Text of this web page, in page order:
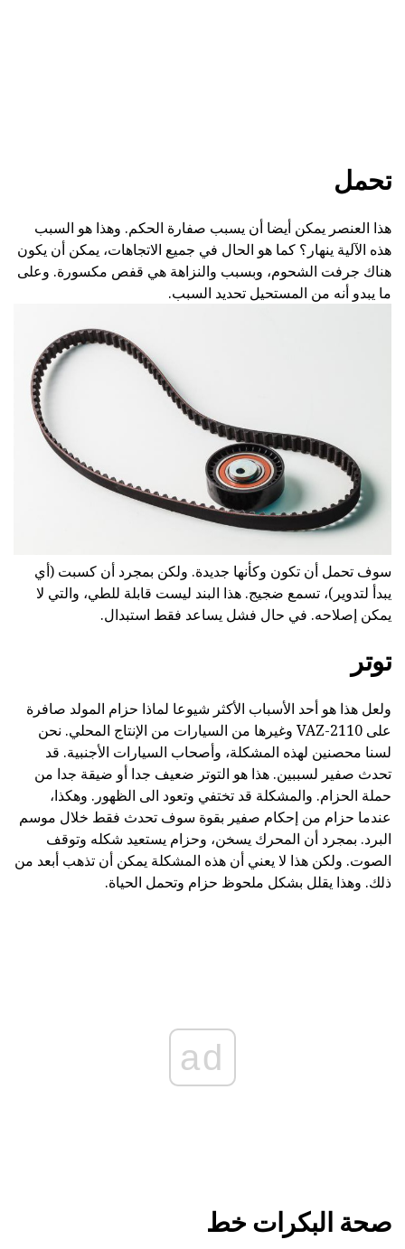
تحمل
هذا العنصر يمكن أيضا أن يسبب صفارة الحكم. وهذا هو السبب
هذه الآلية ينهار؟ كما هو الحال في جميع الاتجاهات، يمكن أن يكون
هناك جرفت الشحوم، وبسبب والنزاهة هي قفص مكسورة. وعلى
ما يبدو أنه من المستحيل تحديد السبب.
سوف تحمل أن تكون وكأنها جديدة. ولكن بمجرد أن كسبت (أي
يبدأ لتدوير)، تسمع ضجيج. هذا البند ليست قابلة للطي، والتي لا
يمكن إصلاحه. في حال فشل يساعد فقط استبدال.
توتر
ولعل هذا هو أحد الأسباب الأكثر شيوعا لماذا حزام المولد صافرة
على VAZ-2110 وغيرها من السيارات من الإنتاج المحلي. نحن
لسنا محصنين لهذه المشكلة، وأصحاب السيارات الأجنبية. قد
تحدث صفير لسببين. هذا هو التوتر ضعيف جدا أو ضيقة جدا من
حملة الحزام. والمشكلة قد تختفي وتعود الى الظهور. وهكذا،
عندما حزام من إحكام صفير بقوة سوف تحدث فقط خلال موسم
البرد. بمجرد أن المحرك يسخن، وحزام يستعيد شكله وتوقف
الصوت. ولكن هذا لا يعني أن هذه المشكلة يمكن أن تذهب أبعد من
ذلك. وهذا يقلل بشكل ملحوظ حزام وتحمل الحياة.
ad
صحة البكرات خط